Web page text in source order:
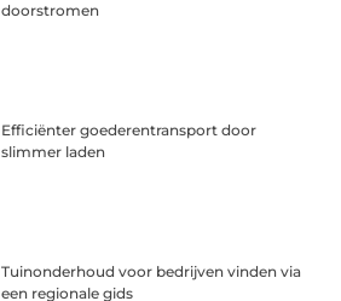
doorstromen
Efficiënter goederentransport door
slimmer laden
Tuinonderhoud voor bedrijven vinden via
een regionale gids